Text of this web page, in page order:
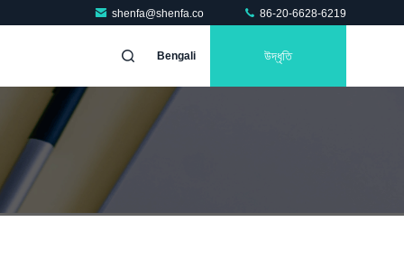
shenfa@shenfa.co 86-20-6628-6219
Bengali উদ্ধৃতি